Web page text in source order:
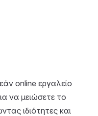
online εργαλείο
να μειώσετε το
ιδιότητες και